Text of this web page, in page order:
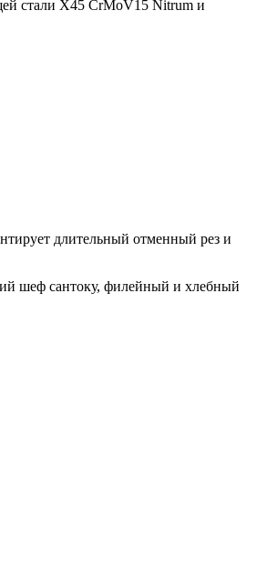
стали X45 CrMoV15 Nitrum и
длительный отменный рез и
шеф сантоку, филейный и хлебный